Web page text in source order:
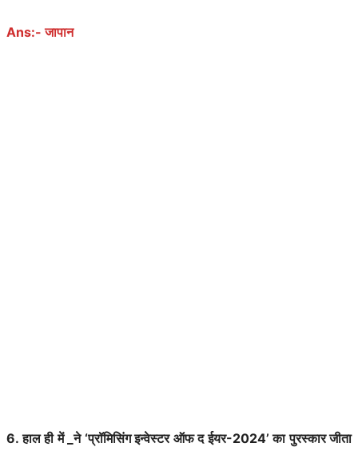
Ans:- जापान
6. हाल ही में _ने ‘प्रॉमिसिंग इन्वेस्टर ऑफ द ईयर-2024’ का पुरस्कार जीता